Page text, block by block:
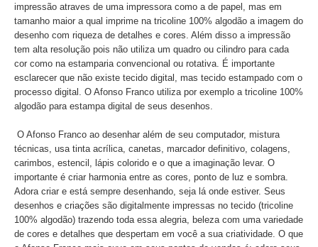
impressão atraves de uma impressora como a de papel, mas em
tamanho maior a qual imprime na tricoline 100% algodão a imagem do
desenho com riqueza de detalhes e cores. Além disso a impressão
tem alta resolução pois não utiliza um quadro ou cilindro para cada
cor como na estamparia convencional ou rotativa. É importante
esclarecer que não existe tecido digital, mas tecido estampado com o
processo digital. O Afonso Franco utiliza por exemplo a tricoline 100%
algodão para estampa digital de seus desenhos.
O Afonso Franco ao desenhar além de seu computador, mistura
técnicas, usa tinta acrílica, canetas, marcador definitivo, colagens,
carimbos, estencil, lápis colorido e o que a imaginação levar. O
importante é criar harmonia entre as cores, ponto de luz e sombra.
Adora criar e está sempre desenhando, seja lá onde estiver. Seus
desenhos e criações são digitalmente impressas no tecido (tricoline
100% algodão) trazendo toda essa alegria, beleza com uma variedade
de cores e detalhes que despertam em você a sua criatividade. O que